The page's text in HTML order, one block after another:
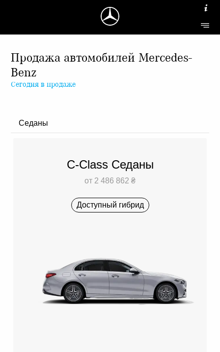
Продажа автомобилей Mercedes-
Benz
Сегодня в продаже
Седаны
C-Class Седаны
от 2 486 862 ₴
Доступный гибрид